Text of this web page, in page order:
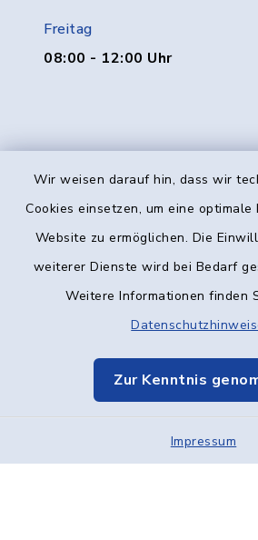
Wir weisen darauf hin, dass wir
Cookies einsetzen, um eine
Website zu ermöglichen. Die
weiterer Dienste wird bei Bedarf
Weitere Informationen finden
Zur Kenntnis
Impressum
Freitag
08:00 - 12:00 Uhr
Kontakt
Datenschutz
Elektronische
Sitemap